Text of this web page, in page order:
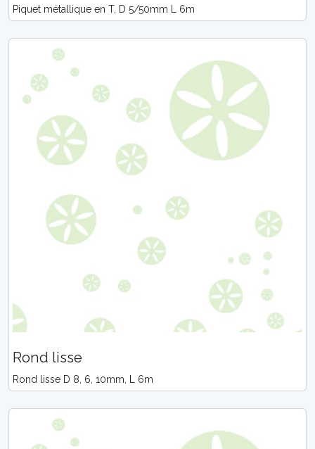
Piquet métallique en T, D 5/50mm L 6m
Rond lisse
Rond lisse D 8, 6, 10mm, L 6m